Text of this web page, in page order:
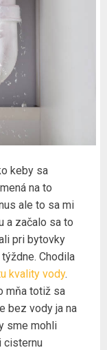
keby sa
na to
ale to sa mi
a začalo sa to
pri bytovky
Chodila
kvality vody.
mňa totiž sa
bez vody ja na
sme mohli
cisternu